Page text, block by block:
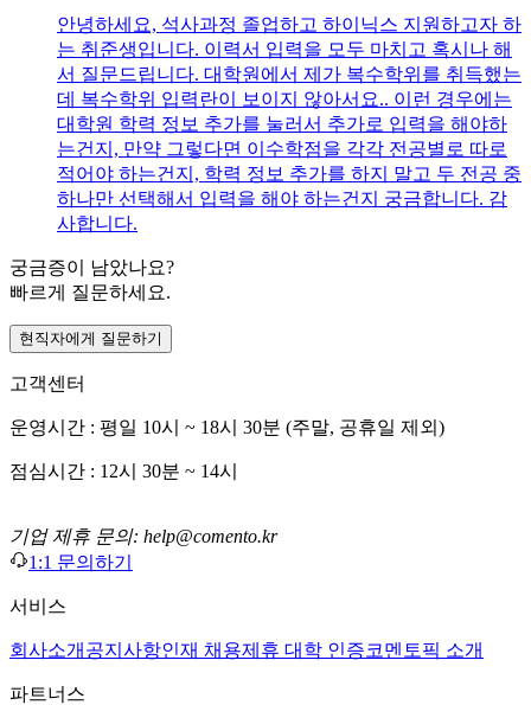
안녕하세요, 석사과정 졸업하고 하이닉스 지원하고자 하
는 취준생입니다. 이력서 입력을 모두 마치고 혹시나 해
서 질문드립니다. 대학원에서 제가 복수학위를 취득했는
데 복수학위 입력란이 보이지 않아서요.. 이런 경우에는
대학원 학력 정보 추가를 눌러서 추가로 입력을 해야하
는건지, 만약 그렇다면 이수학점을 각각 전공별로 따로
적어야 하는건지, 학력 정보 추가를 하지 말고 두 전공 중
하나만 선택해서 입력을 해야 하는건지 궁금합니다. 감
사합니다.
궁금증이 남았나요?
빠르게 질문하세요.
현직자에게 질문하기
고객센터
운영시간 : 평일 10시 ~ 18시 30분 (주말, 공휴일 제외)
점심시간 : 12시 30분 ~ 14시
기업 제휴 문의: help@comento.kr
1:1 문의하기
서비스
회사소개 공지사항인재 채용제휴 대학 인증코멘토픽 소개
파트너스